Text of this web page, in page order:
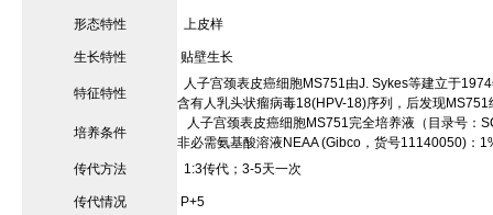
形态特性 上皮样
生长特性 贴壁生长
特征特性
人子宫颈表皮癌细胞MS751由J. Sykes等建立于
含有人乳头状瘤病毒18(HPV-18)序列，后发现
培养条件
人子宫颈表皮癌细胞MS751完全培养液（目录号
非必需氨基酸溶液NEAA (Gibco，货号11140050)：
传代方法
1:3传代；3-5天一次
传代情况 P+5